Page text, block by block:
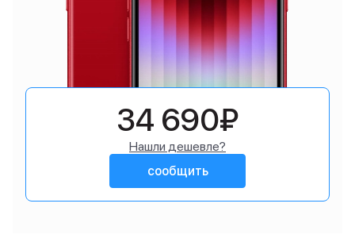
34 690₽
Нашли дешевле?
сообщить